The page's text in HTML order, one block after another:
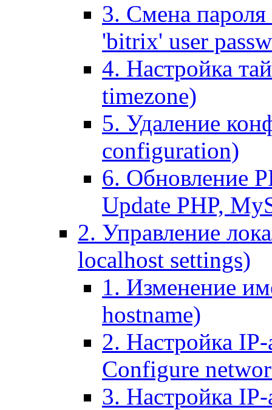
3. Смена пароля
'bitrix' user
4. Настройка
timezone)
5. Удаление
configuration)
6. Обновление
Update PHP,
2. Управление
localhost settings)
1. Изменение
hostname)
2. Настройка IP-
Configure
3. Настройка